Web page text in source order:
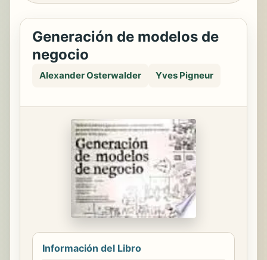
Generación de modelos de
negocio
Alexander Osterwalder Yves Pigneur
Información del Libro